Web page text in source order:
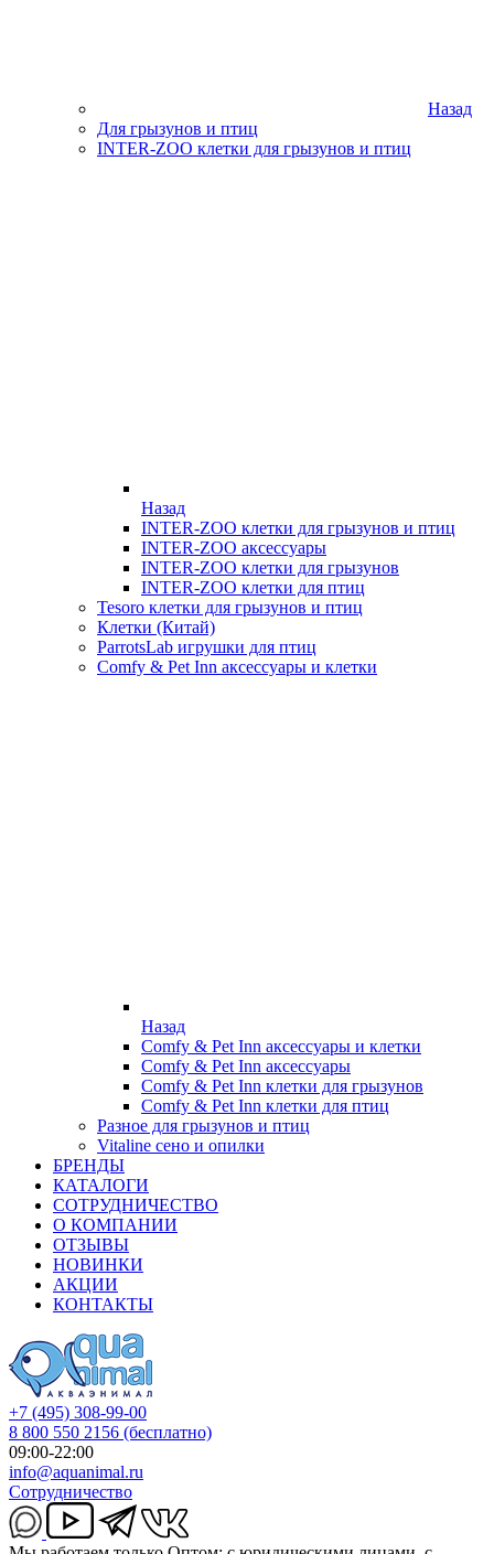
Назад
Для грызунов и птиц
INTER-ZOO клетки для грызунов и птиц
Назад
INTER-ZOO клетки для грызунов и птиц
INTER-ZOO аксессуары
INTER-ZOO клетки для грызунов
INTER-ZOO клетки для птиц
Tesoro клетки для грызунов и птиц
Клетки (Китай)
ParrotsLab игрушки для птиц
Comfy & Pet Inn аксессуары и клетки
Назад
Comfy & Pet Inn аксессуары и клетки
Comfy & Pet Inn аксессуары
Comfy & Pet Inn клетки для грызунов
Comfy & Pet Inn клетки для птиц
Разное для грызунов и птиц
Vitaline сено и опилки
БРЕНДЫ
КАТАЛОГИ
СОТРУДНИЧЕСТВО
О КОМПАНИИ
ОТЗЫВЫ
НОВИНКИ
АКЦИИ
КОНТАКТЫ
+7 (495) 308-99-00
8 800 550 2156 (бесплатно)
09:00-22:00
info@aquanimal.ru
Сотрудничество